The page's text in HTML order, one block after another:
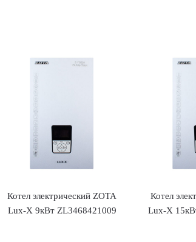
Котел электрический ZOTA
Lux-Х 9кВт ZL3468421009
Котел
Lux-Х